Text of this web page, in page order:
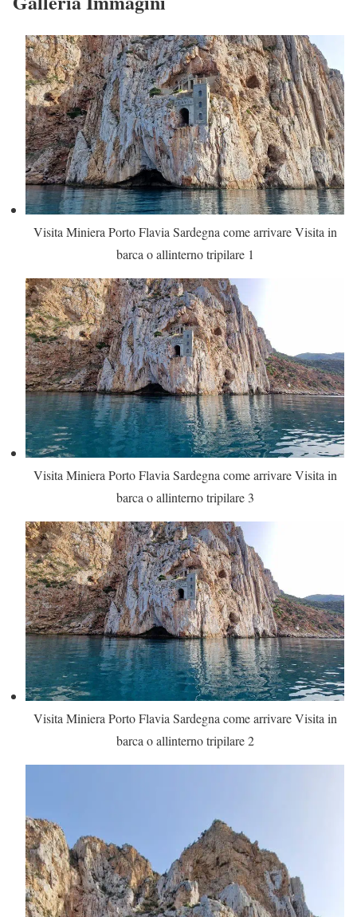
Visita Miniera Porto Flavia Sardegna come arrivare Visita in
barca o allinterno tripilare 1
Visita Miniera Porto Flavia Sardegna come arrivare Visita in
barca o allinterno tripilare 3
Visita Miniera Porto Flavia Sardegna come arrivare Visita in
barca o allinterno tripilare 2